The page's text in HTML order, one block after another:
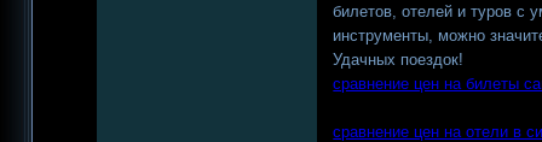
билетов, отелей и туров с
инструменты, можно
Удачных поездок!
сравнение цен на билеты
сравнение цен на отели в